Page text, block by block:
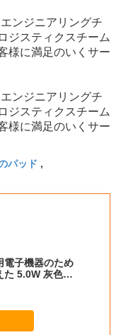
ンジニアリングチ
ジスティクスチーム
様に満足のいくサー
ンジニアリングチ
ジスティクスチーム
様に満足のいくサー
パッド ,
電子機器のため
た 5.0W 灰色の